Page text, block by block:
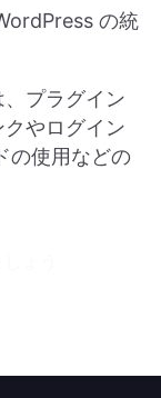
の統
プラグイン
やログイン
の使用などの